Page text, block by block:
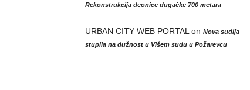
Rekonstrukcija deonice dugačke 700 metara
URBAN CITY WEB PORTAL on Nova sudija
stupila na dužnost u Višem sudu u Požarevcu